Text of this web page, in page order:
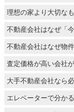
理想の家より大切な
不動産会社はなぜ「
不動産会社はなぜ物
査定価格が高い会社
大手不動産会社なら
エレベーターで分か